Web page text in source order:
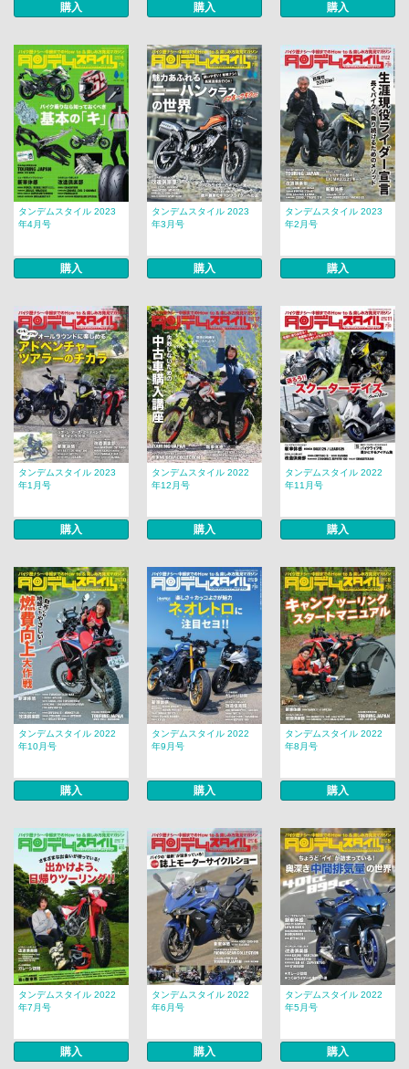
購入 購入 購入
タンデムスタイル 2023
年4月号
購入
タンデムスタイル 2023
年3月号
購入
タンデムスタイル 2023
年2月号
購入
タンデムスタイル 2023
年1月号
購入
タンデムスタイル 2022
年12月号
購入
タンデムスタイル 2022
年11月号
購入
タンデムスタイル 2022
年10月号
購入
タンデムスタイル 2022
年9月号
購入
タンデムスタイル 2022
年8月号
購入
タンデムスタイル 2022
年7月号
購入
タンデムスタイル 2022
年6月号
購入
タンデムスタイル 2022
年5月号
購入